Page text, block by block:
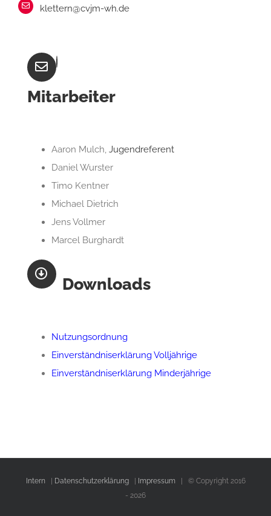
klettern@cvjm-wh.de
Mitarbeiter
Aaron Mulch, Jugendreferent
Daniel Wurster
Timo Kentner
Michael Dietrich
Jens Vollmer
Marcel Burghardt
Downloads
Nutzungsordnung
Einverständniserklärung Volljährige
Einverständniserklärung Minderjährige
Intern Datenschutzerklärung| Impressum| © Copyright 2016
- 2026